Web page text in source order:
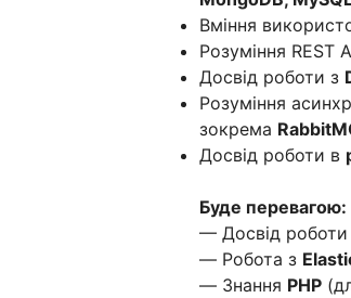
Вміння
Розуміння REST
Досвід роботи з
Розуміння
зокрема
Досвід роботи в
Буде перевагою:
— Досвід роботи
— Робота з
— Знання PHP